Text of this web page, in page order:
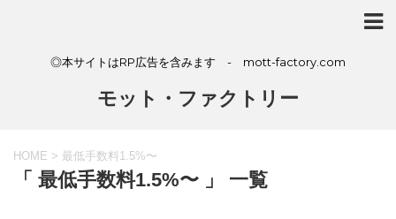
◎本サイトはRP広告を含みます - mott-factory.com
モット・ファクトリー
HOME > 最低手数料1.5%〜
「 最低手数料1.5%〜 」 一覧